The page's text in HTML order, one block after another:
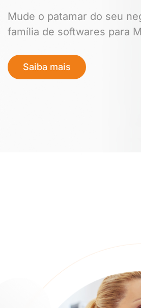
Mude o patamar do seu
família de softwares para
Saiba mais